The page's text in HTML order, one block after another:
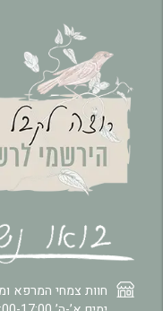
חוות צמחי המרפא